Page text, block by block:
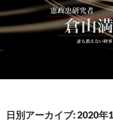
テ
ン
へ
ッ
日別アーカイブ: 2020年